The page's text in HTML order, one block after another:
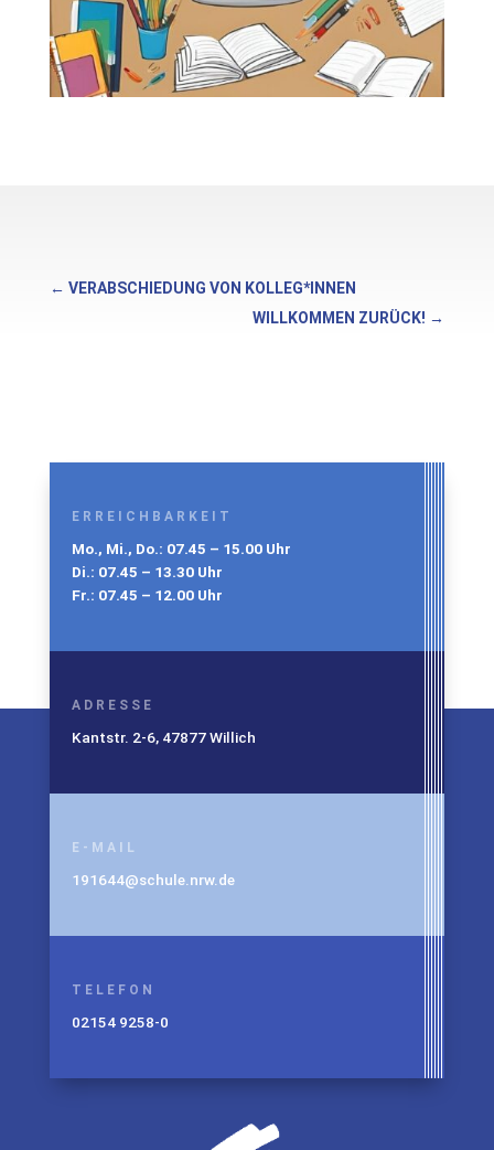
← VERABSCHIEDUNG VON KOLLEG*INNEN
WILLKOMMEN ZURÜCK! →
ERREICHBARKEIT
Mo., Mi., Do.: 07.45 – 15.00 Uhr
Di.: 07.45 – 13.30 Uhr
Fr.: 07.45 – 12.00 Uhr
ADRESSE
Kantstr. 2-6, 47877 Willich
E-MAIL
191644@schule.nrw.de
TELEFON
02154 9258-0